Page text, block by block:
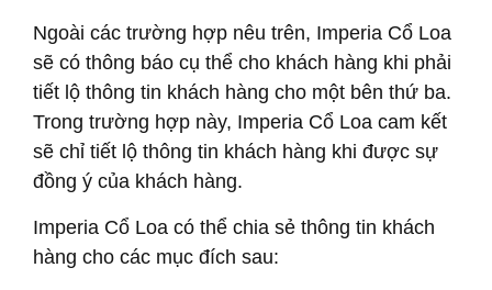
Ngoài các trường hợp nêu trên, Imperia Cổ Loa
sẽ có thông báo cụ thể cho khách hàng khi phải
tiết lộ thông tin khách hàng cho một bên thứ ba.
Trong trường hợp này, Imperia Cổ Loa cam kết
sẽ chỉ tiết lộ thông tin khách hàng khi được sự
đồng ý của khách hàng.
Imperia Cổ Loa có thể chia sẻ thông tin khách
hàng cho các mục đích sau: